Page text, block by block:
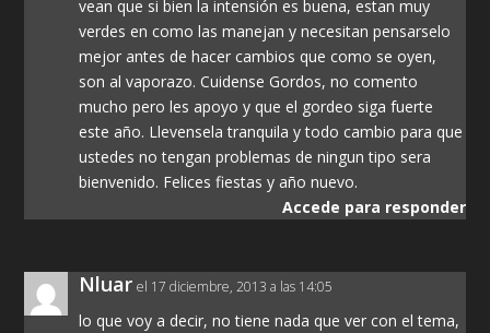
vean que si bien la intensión es buena, estan muy
verdes en como las manejan y necesitan pensarselo
mejor antes de hacer cambios que como se oyen,
son al vaporazo. Cuidense Gordos, no comento
mucho pero les apoyo y que el gordeo siga fuerte
este año. Llevensela tranquila y todo cambio para que
ustedes no tengan problemas de ningun tipo sera
bienvenido. Felices fiestas y año nuevo.
Accede para responder
Nluar el 17 diciembre, 2013 a las 14:05
lo que voy a decir, no tiene nada que ver con el tema,